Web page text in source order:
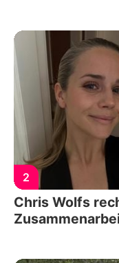
2
Chris Wolfs